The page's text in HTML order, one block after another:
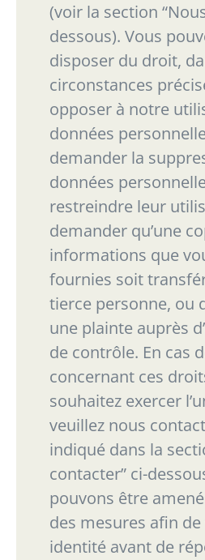
(voir la section “
dessous). Vous
disposer du droit,
circonstances
opposer à notre
données
demander la
données
restreindre leur
demander qu’une
informations que
fournies soit
tierce personne, ou
une plainte auprès
de contrôle. En cas
concernant ces
souhaitez exercer
veuillez nous
indiqué dans la
contacter”ci-
pouvons être
des mesures afin
identité avant de